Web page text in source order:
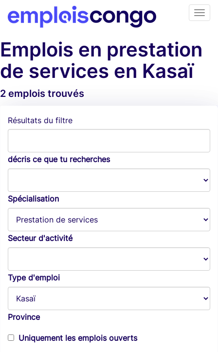
Emplois en prestation
de services en Kasaï
2 emplois trouvés
Résultats du filtre
décris ce que tu recherches
Spécialisation
Secteur d'activité
Type d'emploi
Province
Uniquement les emplois ouverts